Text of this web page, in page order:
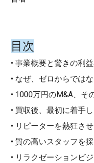
目次
• 事業概要と驚きの利
• なぜ、ゼロからでは
• 1000万円のM&A、そ
• 買収後、最初に着手
• リピーターを熱狂さ
• 質の高いスタッフを
• リラクゼーションビ